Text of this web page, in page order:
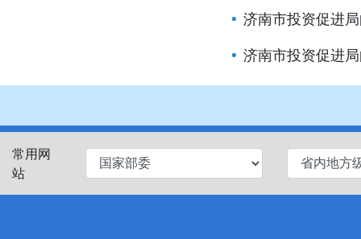
济南市投资促进
济南市投资促进
常用网
站